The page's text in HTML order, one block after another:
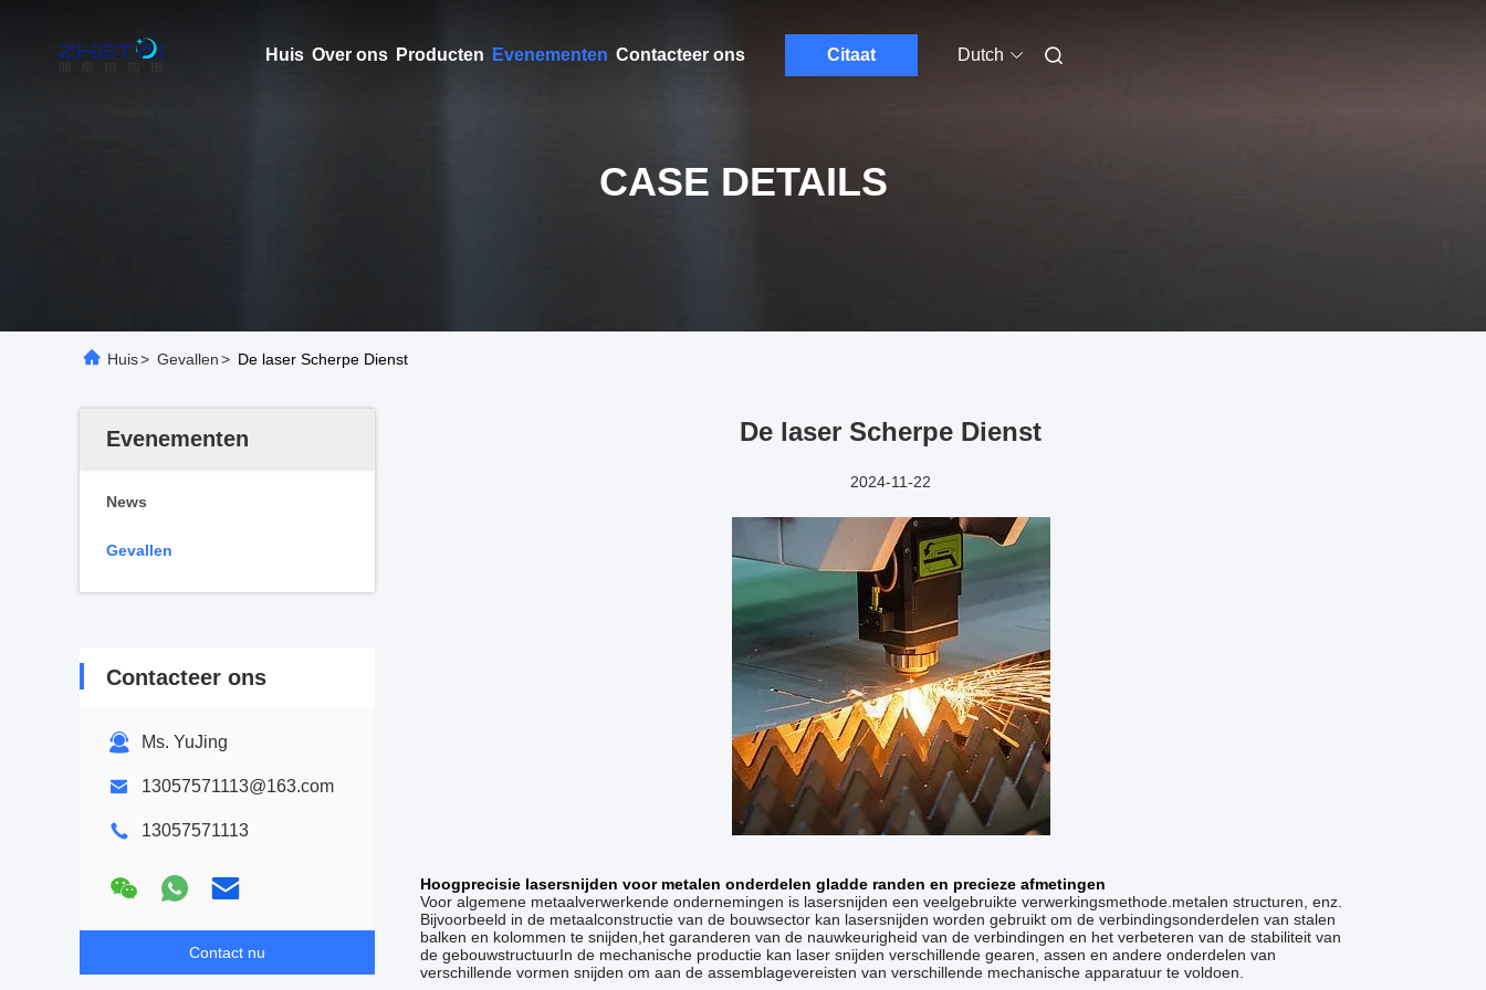
Huis Over ons Producten Evenementen Contacteer ons Citaat Dutch
CASE DETAILS
Huis> Gevallen> De laser Scherpe Dienst
Evenementen
News
Gevallen
Contacteer ons
Ms. YuJing
13057571113@163.com
13057571113
Contact nu
De laser Scherpe Dienst
2024-11-22
Hoogprecisie lasersnijden voor metalen onderdelen gladde randen en precieze afmetingen
Voor algemene metaalverwerkende ondernemingen is lasersnijden een veelgebruikte verwerkingsmethode.metalen structuren, enz.
Bijvoorbeeld in de metaalconstructie van de bouwsector kan lasersnijden worden gebruikt om de verbindingsonderdelen van stalen
balken en kolommen te snijden,het garanderen van de nauwkeurigheid van de verbindingen en het verbeteren van de stabiliteit van
de gebouwstructuurIn de mechanische productie kan laser snijden verschillende gearen, assen en andere onderdelen van
verschillende vormen snijden om aan de assemblagevereisten van verschillende mechanische apparatuur te voldoen.